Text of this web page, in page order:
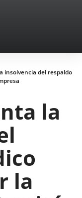
insolvencia del respaldo
la
la